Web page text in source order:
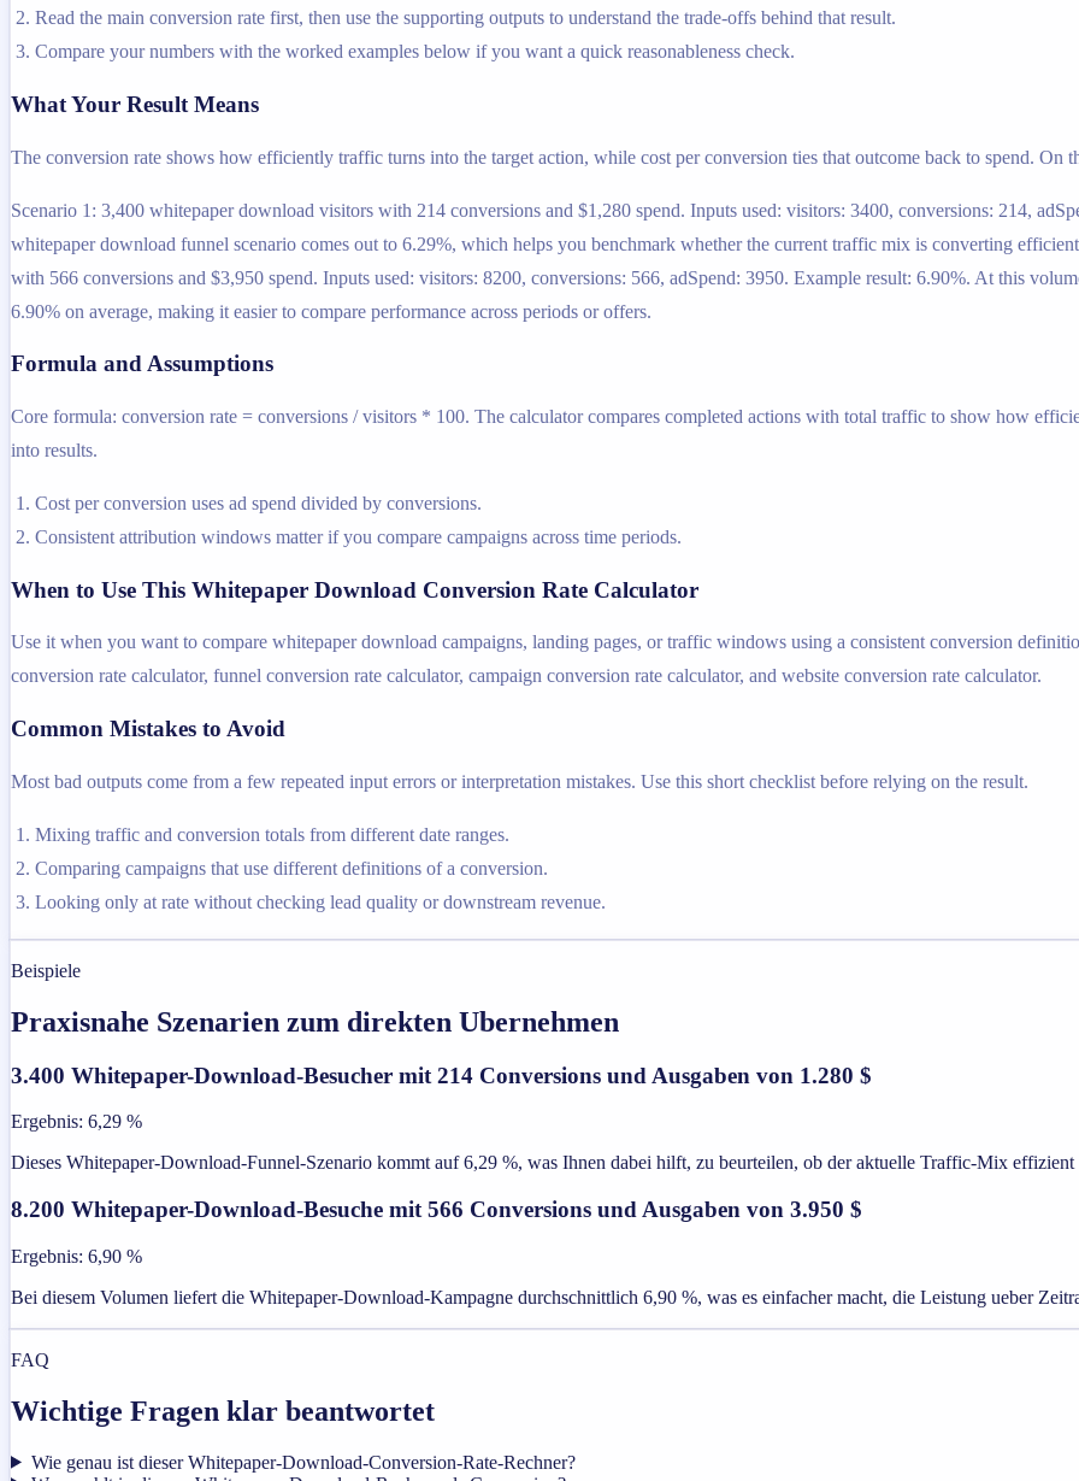
Read the main conversion rate first, then use the supporting outputs to understand the trade-offs behind that result.
Compare your numbers with the worked examples below if you want a quick reasonableness check.
What Your Result Means
The conversion rate shows how efficiently traffic turns into the target action, while cost per conversion ties that outcome back to spend. On
Scenario 1: 3,400 whitepaper download visitors with 214 conversions and $1,280 spend. Inputs used: visitors: 3400, conversions: 214,
whitepaper download funnel scenario comes out to 6.29%, which helps you benchmark whether the current traffic mix is converting
with 566 conversions and $3,950 spend. Inputs used: visitors: 8200, conversions: 566, adSpend: 3950. Example result: 6.90%. At this
6.90% on average, making it easier to compare performance across periods or offers.
Formula and Assumptions
Core formula: conversion rate = conversions / visitors * 100. The calculator compares completed actions with total traffic to show how
into results.
Cost per conversion uses ad spend divided by conversions.
Consistent attribution windows matter if you compare campaigns across time periods.
When to Use This Whitepaper Download Conversion Rate Calculator
Use it when you want to compare whitepaper download campaigns, landing pages, or traffic windows using a consistent conversion
conversion rate calculator, funnel conversion rate calculator, campaign conversion rate calculator, and website conversion rate calculator.
Common Mistakes to Avoid
Most bad outputs come from a few repeated input errors or interpretation mistakes. Use this short checklist before relying on the result.
Mixing traffic and conversion totals from different date ranges.
Comparing campaigns that use different definitions of a conversion.
Looking only at rate without checking lead quality or downstream revenue.
Beispiele
Praxisnahe Szenarien zum direkten Ubernehmen
3.400 Whitepaper-Download-Besucher mit 214 Conversions und Ausgaben von 1.280 $
Ergebnis: 6,29 %
Dieses Whitepaper-Download-Funnel-Szenario kommt auf 6,29 %, was Ihnen dabei hilft, zu beurteilen, ob der aktuelle Traffic-Mix
8.200 Whitepaper-Download-Besuche mit 566 Conversions und Ausgaben von 3.950 $
Ergebnis: 6,90 %
Bei diesem Volumen liefert die Whitepaper-Download-Kampagne durchschnittlich 6,90 %, was es einfacher macht, die Leistung ueber
FAQ
Wichtige Fragen klar beantwortet
Wie genau ist dieser Whitepaper-Download-Conversion-Rate-Rechner?